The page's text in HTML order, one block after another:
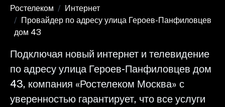
Ростелеком
Интернет
Провайдер по адресу улица Героев-Панфиловцев
дом 43
Подключая новый интернет и телевидение
по адресу улица Героев-Панфиловцев дом
43, компания «Ростелеком Москва» с
уверенностью гарантирует, что все услуги